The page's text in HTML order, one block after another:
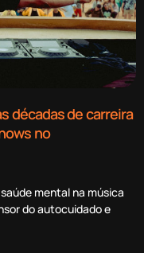
décadas de carreira
no
mental na música
do autocuidado e